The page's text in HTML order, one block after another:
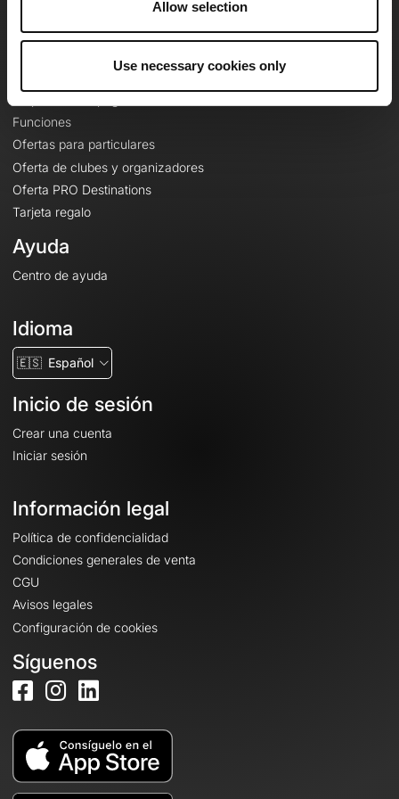
Allow selection
Use necessary cookies only
Le Mag'
Funciones
Ofertas para particulares
Oferta de clubes y organizadores
Oferta PRO Destinations
Tarjeta regalo
Ayuda
Centro de ayuda
Idioma
🇪🇸 Español
Inicio de sesión
Crear una cuenta
Iniciar sesión
Información legal
Política de confidencialidad
Condiciones generales de venta
CGU
Avisos legales
Configuración de cookies
Síguenos